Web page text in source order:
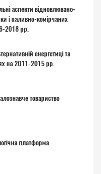
аспекти відновлювано-
і паливно-комірчаних
2018 рр.
енергетиці та
на 2011-2015 рр.
товариство
платформа